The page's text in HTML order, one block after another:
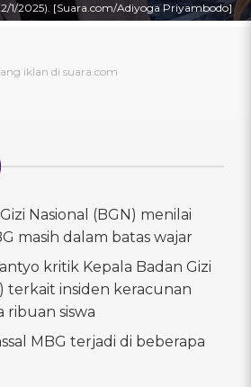
1/2025). [Suara.com/Adiyoga Priyambodo]
Nasional (BGN) menilai
masih dalam batas wajar
kritik Kepala Badan Gizi
terkait insiden keracunan
ribuan siswa
MBG terjadi di beberapa